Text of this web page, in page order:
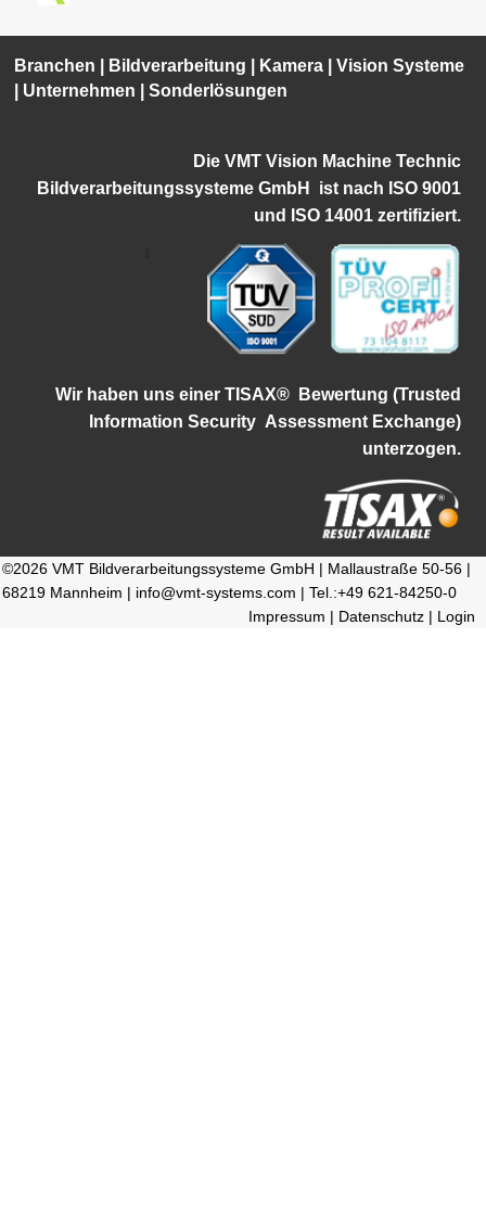
Branchen Bildverarbeitung Kamera |Vision Systeme
Unternehmen |Sonderlösungen
Die VMT Vision Machine Technic
Bildverarbeitungssysteme GmbH istnach ISO 9001
und ISO 14001 zertifiziert.
Wir haben uns einer TISAX®
Bewertung (Trusted
Information Security Assessment Exchange)
unterzogen.
©2026 VMT Bildverarbeitungssysteme GmbH | Mallaustraße 50-56 |
68219 Mannheim | info@vmt-systems.com | Tel.:+49 621-84250-0
Impressum | Datenschutz| Login